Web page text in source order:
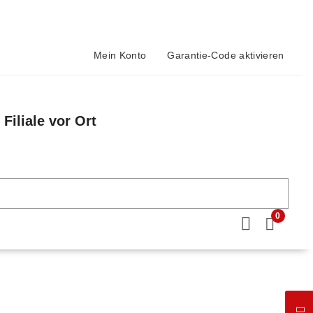
Mein Konto Garantie-Code aktivieren
Filiale vor Ort
0